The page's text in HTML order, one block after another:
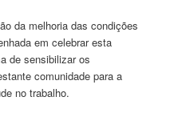
da melhoria das condições
em celebrar esta
de sensibilizar os
comunidade para a
no trabalho.